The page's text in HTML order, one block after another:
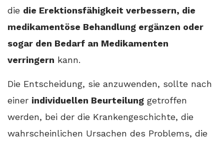
die die Erektionsfähigkeit verbessern, die
medikamentöse Behandlung ergänzen oder
sogar den Bedarf an Medikamenten
verringern kann.
Die Entscheidung, sie anzuwenden, sollte nach
einer individuellen Beurteilung getroffen
werden, bei der die Krankengeschichte, die
wahrscheinlichen Ursachen des Problems, die